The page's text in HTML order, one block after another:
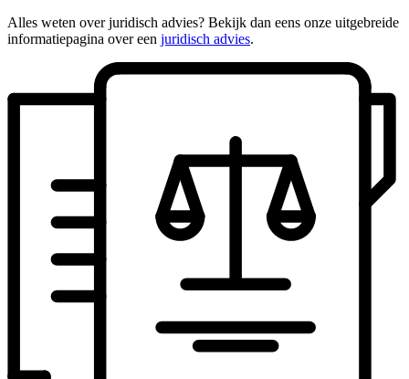
Alles weten over juridisch advies? Bekijk dan eens onze uitgebreide
informatiepagina over een juridisch advies.